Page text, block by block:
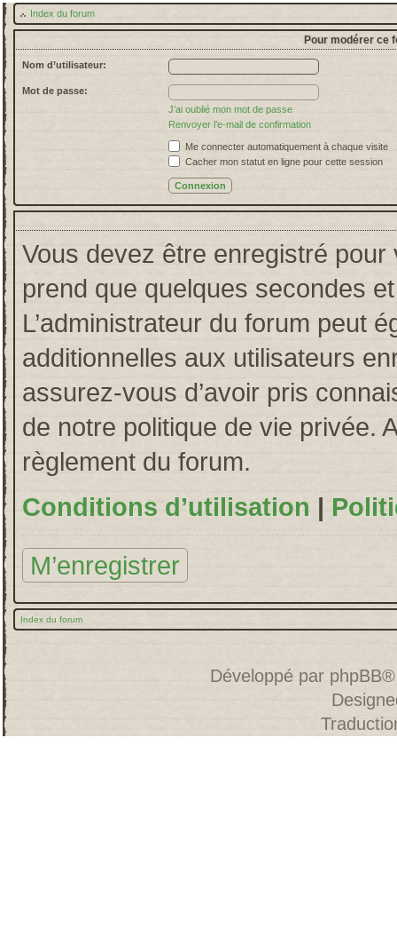
Index du forum
Pour modérer ce
Nom d’utilisateur:
Mot de passe:
J’ai oublié mon mot de passe
Renvoyer l’e-mail de confirmation
Me connecter automatiquement à chaque visite
Cacher mon statut en ligne pour cette session
Vous devez être enregistré pour
prend que quelques secondes
L’administrateur du forum peut
additionnelles aux utilisateurs
assurez-vous d’avoir pris
de notre politique de vie privée.
règlement du forum.
Conditions d’utilisation |
M’enregistrer
Index du forum
Développé par phpBB®